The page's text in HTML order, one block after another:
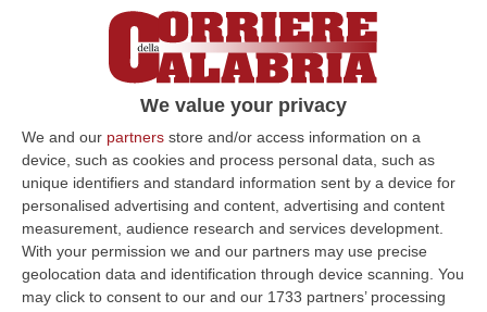
We value your privacy
We and our partners store and/or access information on a
device, such as cookies and process personal data, such as
unique identifiers and standard information sent by a device for
personalised advertising and content, advertising and content
measurement, audience research and services development.
With your permission we and our partners may use precise
geolocation data and identification through device scanning. You
may click to consent to our and our 1733 partners’ processing
Dire Rende significa in politica pronunciare in
modo pavloviano Principe, nome della
famiglia spesso egemone in municipio da
Capostipite ne fu Francesco Principe, detto
Cecchino, più volte ministro e capocorrente
calabrese di De Martino nel Psi, ma
soprattutto sindaco e fondatore del buon
modello urbanistico rendese avendo